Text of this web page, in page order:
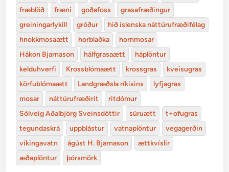
fræblöð
fræni goðafoss
grasafræðingur
greiningarlykill
gróður
hið íslenska náttúrufræðifélag
hnokkmosaætt
horblaðka
hornmosar
Hákon Bjarnason
hálfgrasaætt
háplöntur
kelduhverfi
Krossblómaætt krossgras
kveisugras
körfublómaætt
Landgræðsla ríkisins
lyfjagras
mosar
náttúrufræðirit
ritdómur
Sólveig Aðalbjörg Sveinsdóttir
súruætt
t+ofugras
tegundaskrá
uppblástur vatnaplöntur
vegagerðin
víkingavatn
ágúst H. Bjarnason
ættkvíslir
æðaplöntur
þórsmörk